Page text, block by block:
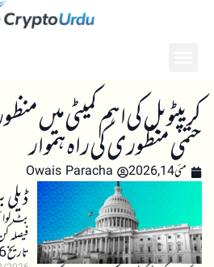
کریپٹو بل کی اہم کمیٹی میں
حتمی منظوری کی راہ ہموار
مئی 14, 2026 Owais Paracha
فیصلہ
تاریخ 2026-08-09